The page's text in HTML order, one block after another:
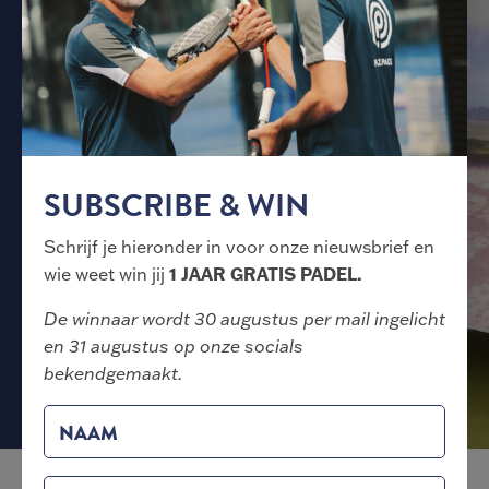
PADEL & INDOOR GOLF
ULTIEME SPORT
COMBINATIE
Combineer padel, ontspanning en business met
kun je een potje padel spelen én indoor golfen. Volg
een clinic, boek een golfles of doe mee aan de
Business League als je al ervaren bent.
GoGolf
SUBSCRIBE & WIN
Schrijf je hieronder in voor onze nieuwsbrief en
wie weet win jij 1 JAAR GRATIS PADEL.
De winnaar wordt 30 augustus per mail ingelicht
en 31 augustus op onze socials
bekendgemaakt.
NAAM